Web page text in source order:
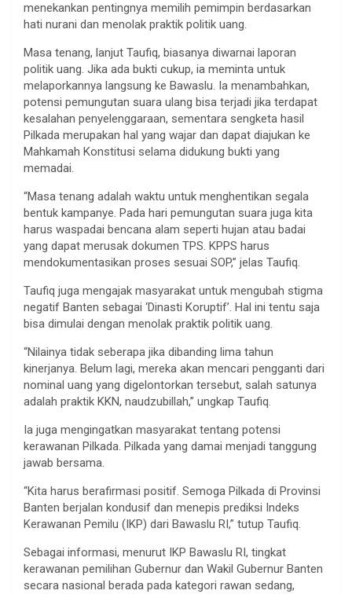
menekankan pentingnya memilih pemimpin berdasarkan
hati nurani dan menolak praktik politik uang.
Masa tenang, lanjut Taufiq, biasanya diwarnai laporan
politik uang. Jika ada bukti cukup, ia meminta untuk
melaporkannya langsung ke Bawaslu. Ia menambahkan,
potensi pemungutan suara ulang bisa terjadi jika terdapat
kesalahan penyelenggaraan, sementara sengketa hasil
Pilkada merupakan hal yang wajar dan dapat diajukan ke
Mahkamah Konstitusi selama didukung bukti yang
memadai.
“Masa tenang adalah waktu untuk menghentikan segala
bentuk kampanye. Pada hari pemungutan suara juga kita
harus waspadai bencana alam seperti hujan atau badai
yang dapat merusak dokumen TPS. KPPS harus
mendokumentasikan proses sesuai SOP,” jelas Taufiq.
Taufiq juga mengajak masyarakat untuk mengubah stigma
negatif Banten sebagai ‘Dinasti Koruptif’. Hal ini tentu saja
bisa dimulai dengan menolak praktik politik uang.
“Nilainya tidak seberapa jika dibanding lima tahun
kinerjanya. Belum lagi, mereka akan mencari pengganti dari
nominal uang yang digelontorkan tersebut, salah satunya
adalah praktik KKN, naudzubillah,” ungkap Taufiq.
Ia juga mengingatkan masyarakat tentang potensi
kerawanan Pilkada. Pilkada yang damai menjadi tanggung
jawab bersama.
“Kita harus berafirmasi positif. Semoga Pilkada di Provinsi
Banten berjalan kondusif dan menepis prediksi Indeks
Kerawanan Pemilu (IKP) dari Bawaslu RI,” tutup Taufiq.
Sebagai informasi, menurut IKP Bawaslu RI, tingkat
kerawanan pemilihan Gubernur dan Wakil Gubernur Banten
secara nasional berada pada kategori rawan sedang,